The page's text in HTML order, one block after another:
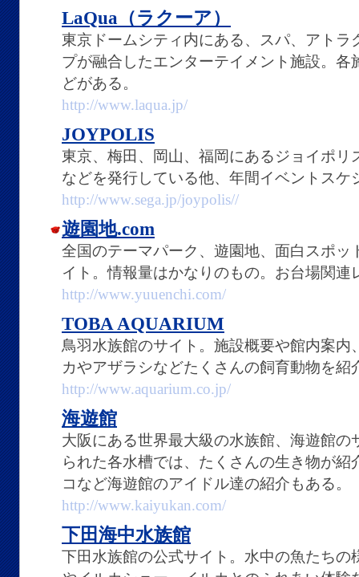
LaQua（ラクーア）
東京ドームシティ内にある、スパ、アトラ
プが融合したエンターテイメント施設。
どがある。
http://www.laqua.jp/
JOYPOLIS
東京、梅田、岡山、福岡にあるジョイポリ
などを発行している他、年間イベントスケ
http://www.sega.jp/joypolis//
遊園地.com
全国のテーマパーク、遊園地、面白スポッ
イト。情報量はかなりのもの。お台場関連
http://www.yuuenchi.com/
TOBA AQUARIUM
鳥羽水族館のサイト。施設概要や館内案
カやアザラシなどたくさんの飼育動物を紹
http://www.aquarium.co.jp/
海遊館
大阪にある世界最大級の水族館、海遊館
られた各水槽では、たくさんの生き物が
コなど海遊館のアイドル達の紹介もある。
http://www.kaiyukan.com/
下田海中水族館
下田水族館の公式サイト。水中の魚たちの